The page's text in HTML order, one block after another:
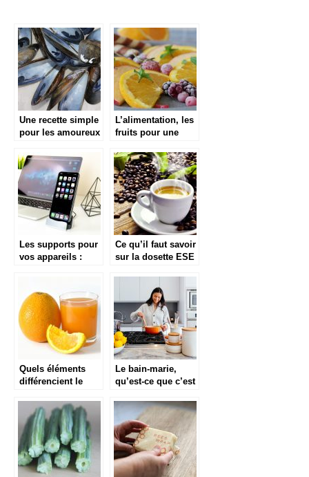
Une recette simple
pour les amoureux
L’alimentation, les
fruits pour une
Les supports pour
vos appareils :
Ce qu’il faut savoir
sur la dosette ESE
Quels éléments
différencient le
extracteur de jus ?
Le bain-marie,
qu’est-ce que c’est